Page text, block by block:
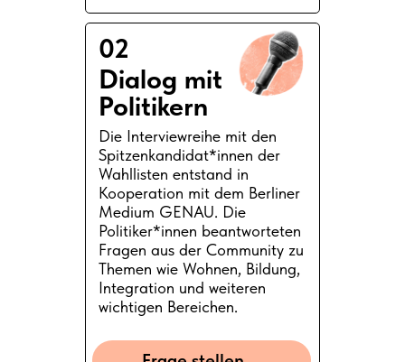
02
Dialog mit
Politikern
Die Interviewreihe mit den
Spitzenkandidat*innen der
Wahllisten entstand in
Kooperation mit dem Berliner
Medium GENAU. Die
Politiker*innen beantworteten
Fragen aus der Community zu
Themen wie Wohnen, Bildung,
Integration und weiteren
wichtigen Bereichen.